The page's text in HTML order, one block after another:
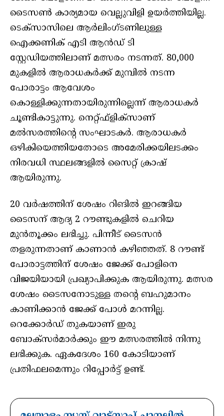
ടൈസണ്‍ കാര്യമായ വെല്ലുവിളി ഉയര്‍ത്തിയില്ല.
ടെക്‌സാസിലെ ആര്‍ലിംഗ്ടണിലുള്ള
ഐക്കണിക് എടി ആന്‍ഡ് ടി
സ്റ്റേഡിയത്തിലാണ് മത്സരം നടന്നത്. 80,000
മുകളില്‍ ആരാധകര്‍ക്ക് മുമ്പില്‍ നടന്ന
പോരാട്ടം ആവേശം
കൊള്ളിക്കുന്നതായിരുന്നില്ലെന്ന് ആരാധകര്‍
ചൂണ്ടികാട്ടുന്നു. നെറ്റ്ഫ്‌ളിക്‌സാണ്
മല്‍സരത്തിന്റെ സംഘാടകര്‍. ആരാധകര്‍
ഒഴികിയെത്തിയതോടെ അമേരിക്കയിലടക്കം
നിരവധി സ്ഥലങ്ങളില്‍ സൈറ്റ് ക്രാഷ്
ആയിരുന്നു.
20 വര്‍ഷത്തിന് ശേഷം റിങില്‍ ഇറങ്ങിയ
ടൈസന് ആദ്യ 2 റൗണ്ടുകളില്‍ ചെറിയ
മുന്‍തൂക്കം ലഭിച്ചു. പിന്നീട് ടൈസന്‍
തളരുന്നതാണ് കാണാന്‍ കഴിഞ്ഞത്. 8 റൗണ്ട്
പോരാട്ടത്തിന് ശേഷം ജേക്ക് പോളിനെ
വിജയിയായി പ്രഖ്യാപിക്കുക ആയിരുന്നു. മത്സര
ശേഷം ടൈസനോടുള്ള തന്റെ ബഹുമാനം
കാണിക്കാന്‍ ജേക്ക് പോള്‍ മറന്നില്ല.
റെക്കോര്‍ഡ് തുകയാണ് ഇരു
ബോക്‌സര്‍മാര്‍ക്കും ഈ മത്സരത്തില്‍ നിന്നു
ലഭിക്കുക. ഏകദേശം 160 കോടിയാണ്
പ്രതിഫലമെന്നും റിപ്പോര്‍ട്ട് ഉണ്ട്.